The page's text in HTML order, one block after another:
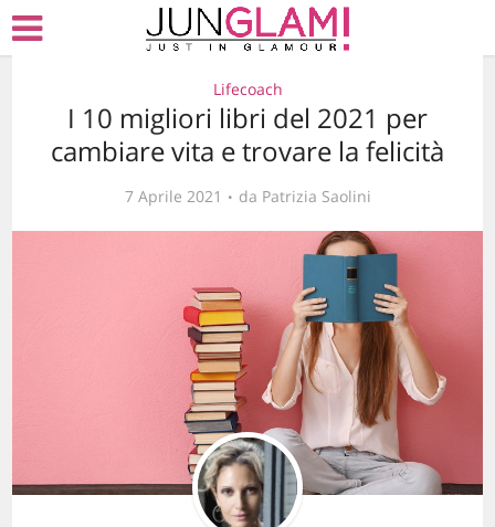
Lifecoach
I 10 migliori libri del 2021 per
cambiare vita e trovare la felicità
7 Aprile 2021 da Patrizia Saolini